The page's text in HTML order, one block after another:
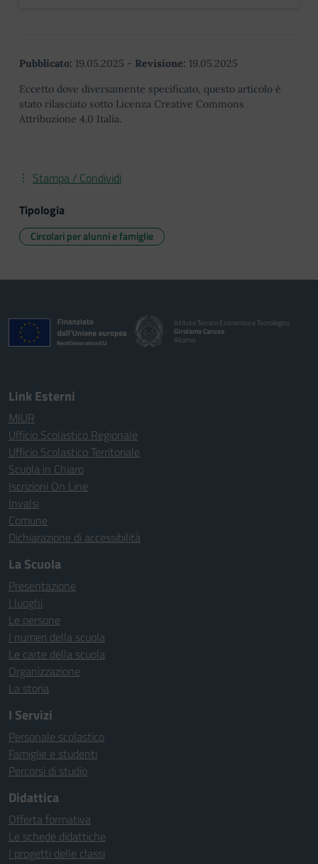
Pubblicato: 19.05.2025 - Revisione: 19.05.2025
Eccetto dove diversamente specificato, questo articolo è
stato rilasciato sotto Licenza Creative Commons
Attribuzione 4.0 Italia.
Stampa / Condividi
Tipologia
Circolari per alunni e famiglie
Istituto Tecnico Economico e Tecnologico
Girolamo Caruso
Alcamo
Link Esterni
MIUR
Ufficio Scolastico Regionale
Ufficio Scolastico Territoriale
Scuola in Chiaro
Iscrizioni On Line
Invalsi
Comune
Dichiarazione di accessibilità
La Scuola
Presentazione
I luoghi
Le persone
I numeri della scuola
Le carte della scuola
Organizzazione
La storia
I Servizi
Personale scolastico
Famiglie e studenti
Percorsi di studio
Didattica
Offerta formativa
Le schede didattiche
I progetti delle classi